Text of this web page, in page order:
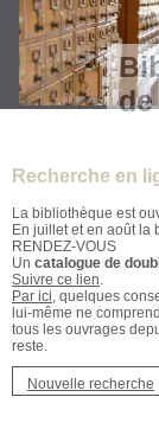
Recherche en
La bibliothèque est
En juillet et en août la
RENDEZ-VOUS
Un catalogue de
Suivre ce lien.
Par ici, quelques
lui-même ne
tous les ouvrages
reste.
Nouvelle recherche